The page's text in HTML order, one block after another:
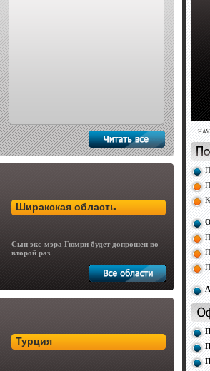
Ширакская область
Сын экс-мэра Гюмри будет допрошен во
второй раз
Турция